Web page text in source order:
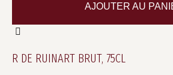
R DE RUINART BRUT, 75CL
AJOUTER AU